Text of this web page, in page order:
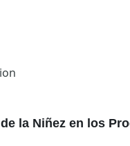
la Niñez en los